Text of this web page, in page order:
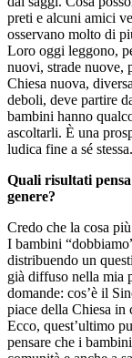
preti e alcuni amici
osservano molto di
Loro oggi leggono,
nuovi, strade nuove,
Chiesa nuova,
deboli, deve partire
bambini hanno
ascoltarli. È una
ludica fine a sé stessa.
Quali risultati
genere?
Credo che la cosa
I bambini
distribuendo un
già diffuso nella mia
domande: cos’è il
piace della Chiesa in
Ecco, quest’ultimo
pensare che i